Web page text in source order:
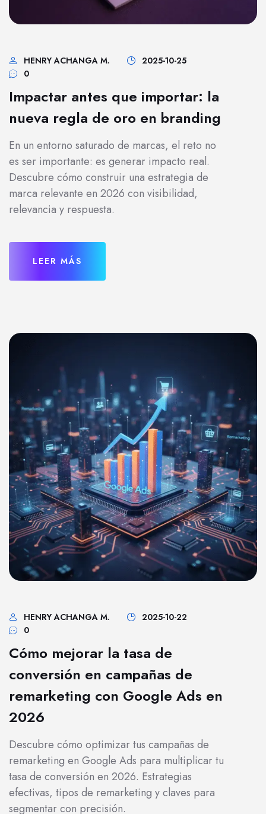
HENRY ACHANGA M.
2025-10-25
0
Impactar antes que importar: la
nueva regla de oro en branding
En un entorno saturado de marcas, el reto no
es ser importante: es generar impacto real.
Descubre cómo construir una estrategia de
marca relevante en 2026 con visibilidad,
relevancia y respuesta.
LEER MÁS
HENRY ACHANGA M.
2025-10-22
0
Cómo mejorar la tasa de
conversión en campañas de
remarketing con Google Ads en
2026
Descubre cómo optimizar tus campañas de
remarketing en Google Ads para multiplicar tu
tasa de conversión en 2026. Estrategias
efectivas, tipos de remarketing y claves para
segmentar con precisión.